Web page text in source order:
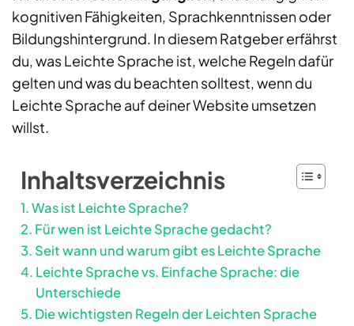
kognitiven Fähigkeiten, Sprachkenntnissen oder
Bildungshintergrund. In diesem Ratgeber erfährst
du, was Leichte Sprache ist, welche Regeln dafür
gelten und was du beachten solltest, wenn du
Leichte Sprache auf deiner Website umsetzen
willst.
Inhaltsverzeichnis
Was ist Leichte Sprache?
Für wen ist Leichte Sprache gedacht?
Seit wann und warum gibt es Leichte Sprache
Leichte Sprache vs. Einfache Sprache: die
Unterschiede
Die wichtigsten Regeln der Leichten Sprache